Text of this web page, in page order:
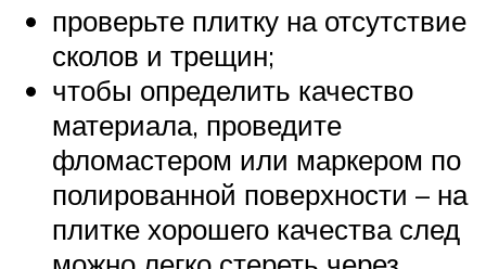
проверьте плитку на отсутствие
сколов и трещин;
чтобы определить качество
материала, проведите
фломастером или маркером по
полированной поверхности – на
плитке хорошего качества след